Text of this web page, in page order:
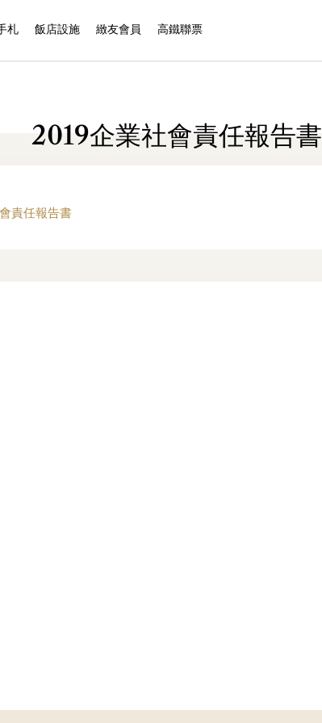
札 飯店設施 緻友會員 高鐵聯票
2019企業社會責任報告書
責任報告書